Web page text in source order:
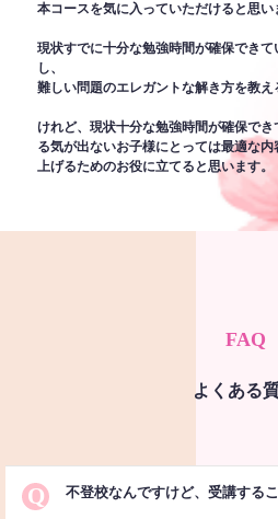
本コースを気に入っていただけると思い
現状すでに十分な勉強時間が確保でき
し、
難しい問題のエレガントな解き方を教え
けれど、現状十分な勉強時間が確保で
る気が出ないお子様にとっては最適な
上げるためのお役に立てると思います。
FAQ
よくある
Q 不登校なんですけど、受講する